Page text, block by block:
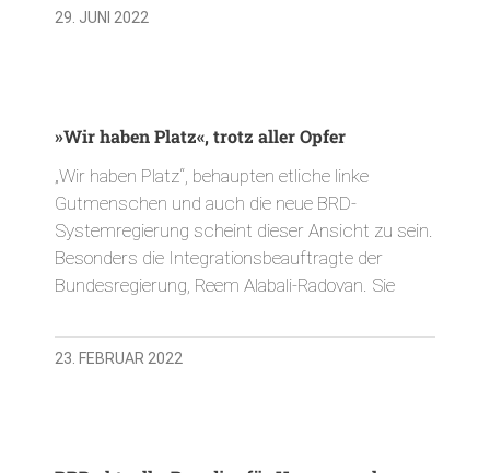
29. JUNI 2022
»Wir haben Platz«, trotz aller Opfer
„Wir haben Platz“, behaupten etliche linke
Gutmenschen und auch die neue BRD-
Systemregierung scheint dieser Ansicht zu sein.
Besonders die Integrationsbeauftragte der
Bundesregierung, Reem Alabali-Radovan. Sie
23. FEBRUAR 2022